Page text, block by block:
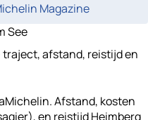
Magazine
See
traject, afstand, reistijd en
Afstand, kosten
en reistijd Heimberg